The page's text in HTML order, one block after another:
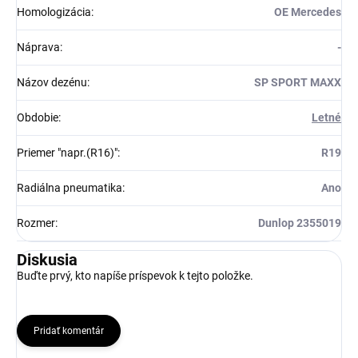
Homologizácia: OE Mercedes
Náprava: -
Názov dezénu: SP SPORT MAXX
Obdobie: Letné
Priemer "napr.(R16)": R19
Radiálna pneumatika: Ano
Rozmer: Dunlop 2355019
Diskusia
Buďte prvý, kto napíše príspevok k tejto položke.
Pridať komentár